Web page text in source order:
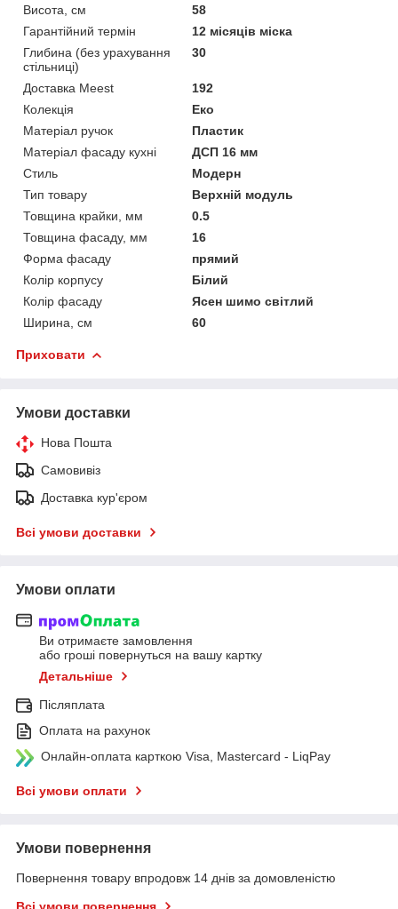
Висота, см
58
Гарантійний термін
12 місяців міска
Глибина (без урахування
стільниці)
30
Доставка Meest
192
Колекція
Еко
Матеріал ручок
Пластик
Матеріал фасаду кухні
ДСП 16 мм
Стиль
Модерн
Тип товару
Верхній модуль
Товщина крайки, мм
0.5
Товщина фасаду, мм
16
Форма фасаду
прямий
Колір корпусу
Білий
Колір фасаду
Ясен шимо світлий
Ширина, см
60
Приховати
Умови доставки
Нова Пошта
Самовивіз
Доставка кур'єром
Всі умови доставки
Умови оплати
Ви отримаєте замовлення
або гроші повернуться на вашу картку
Детальніше
Післяплата
Оплата на рахунок
Онлайн-оплата карткою Visa, Mastercard - LiqPay
Всі умови оплати
Умови повернення
Повернення товару впродовж 14 днів за домовленістю